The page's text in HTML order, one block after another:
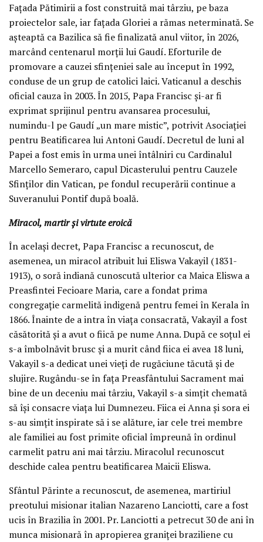
Fațada Pătimirii a fost construită mai târziu, pe baza
proiectelor sale, iar fațada Gloriei a rămas neterminată. Se
așteaptă ca Bazilica să fie finalizată anul viitor, în 2026,
marcând centenarul morții lui Gaudí. Eforturile de
promovare a cauzei sfințeniei sale au început în 1992,
conduse de un grup de catolici laici. Vaticanul a deschis
oficial cauza în 2003. În 2015, Papa Francisc și-ar fi
exprimat sprijinul pentru avansarea procesului,
numindu-l pe Gaudí „un mare mistic”, potrivit Asociației
pentru Beatificarea lui Antoni Gaudí. Decretul de luni al
Papei a fost emis în urma unei întâlniri cu Cardinalul
Marcello Semeraro, capul Dicasterului pentru Cauzele
Sfinților din Vatican, pe fondul recuperării continue a
Suveranului Pontif după boală.
Miracol, martir și virtute eroică
În același decret, Papa Francisc a recunoscut, de
asemenea, un miracol atribuit lui Eliswa Vakayil (1831-
1913), o soră indiană cunoscută ulterior ca Maica Eliswa a
Preasfintei Fecioare Maria, care a fondat prima
congregație carmelită indigenă pentru femei în Kerala în
1866. Înainte de a intra în viața consacrată, Vakayil a fost
căsătorită și a avut o fiică pe nume Anna. După ce soțul ei
s-a îmbolnăvit brusc și a murit când fiica ei avea 18 luni,
Vakayil s-a dedicat unei vieți de rugăciune tăcută și de
slujire. Rugându-se în fața Preasfântului Sacrament mai
bine de un deceniu mai târziu, Vakayil s-a simțit chemată
să își consacre viața lui Dumnezeu. Fiica ei Anna și sora ei
s-au simțit inspirate să i se alăture, iar cele trei membre
ale familiei au fost primite oficial împreună în ordinul
carmelit patru ani mai târziu. Miracolul recunoscut
deschide calea pentru beatificarea Maicii Eliswa.
Sfântul Părinte a recunoscut, de asemenea, martiriul
preotului misionar italian Nazareno Lanciotti, care a fost
ucis în Brazilia în 2001. Pr. Lanciotti a petrecut 30 de ani în
munca misionară în apropierea graniței braziliene cu